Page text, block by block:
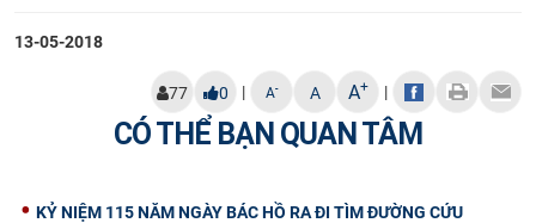
13-05-2018
77 0 | A- A A+ |
CÓ THỂ BẠN QUAN TÂM
KỶ NIỆM 115 NĂM NGÀY BÁC HỒ RA ĐI TÌM ĐƯỜNG CỨU